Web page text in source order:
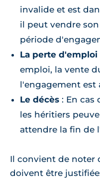
invalide et est
il peut vendre
période
La perte d'emploi
emploi, la vente
l'engagement est
Le décès : En cas
les héritiers
attendre la fin de
Il convient de noter
doivent être